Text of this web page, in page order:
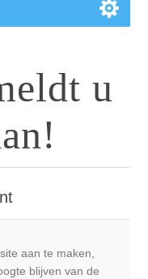
u
aan te maken,
blijven van de